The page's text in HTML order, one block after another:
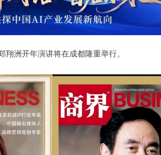
翔洲开年演讲将在成都隆重举行。